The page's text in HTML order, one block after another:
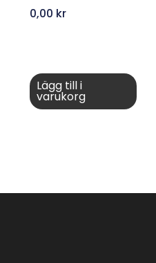
0,00 kr
Lägg till i
varukorg